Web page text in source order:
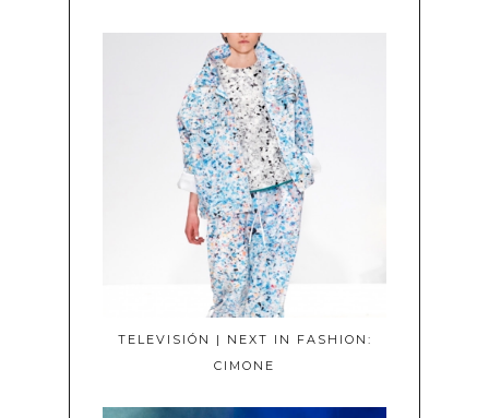
TELEVISIÓN | NEXT IN FASHION:
CIMONE